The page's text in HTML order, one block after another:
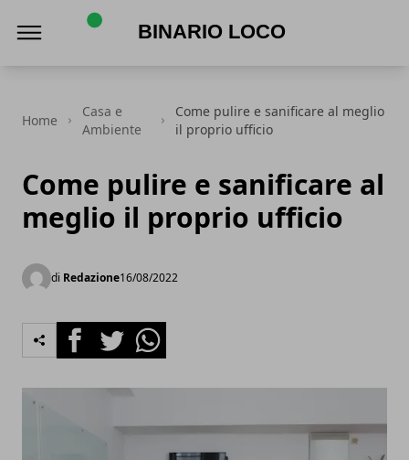
Home
Casa e
Ambiente
Come pulire e sanificare al meglio
il proprio ufficio
Come pulire e sanificare al
meglio il proprio ufficio
di Redazione16/08/2022
FacebookTwitterWhatsapp